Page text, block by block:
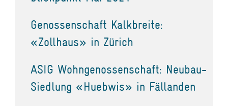
Genossenschaft Kalkbreite:
«Zollhaus» in Zürich
ASIG Wohngenossenschaft: Neubau-
Siedlung «Huebwis» in Fällanden